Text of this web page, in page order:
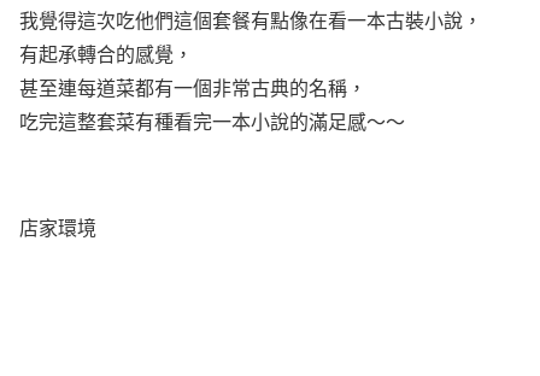
我覺得這次吃他們這個套餐有點像在看一本古裝小說，
有起承轉合的感覺，
甚至連每道菜都有一個非常古典的名稱，
吃完這整套菜有種看完一本小說的滿足感～～
店家環境